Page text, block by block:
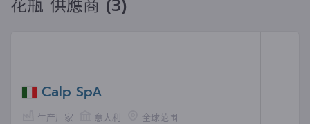
花瓶 供應商 (3)
Calp SpA
生产厂家 意大利 全球范围